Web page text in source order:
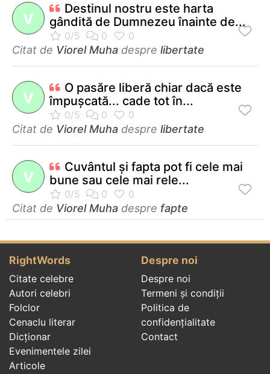
V
Destinul nostru este harta
gândită de Dumnezeu înainte de...
Citat de Viorel Muha despre libertate
V
O pasăre liberă chiar dacă este
împușcată... cade tot în...
Citat de Viorel Muha despre libertate
V
Cuvântul şi fapta pot fi cele mai
bune sau cele mai rele...
Citat de Viorel Muha despre fapte
RightWords
Citate celebre
Autori celebri
Folclor
Cenaclu literar
Dicționar
Evenimentele zilei
Articole
Despre noi
Despre noi
Termeni și condiții
Politica de
confidenţialitate
Contact